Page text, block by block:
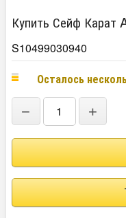
Купить Сейф
S10499030940
Осталось
− +